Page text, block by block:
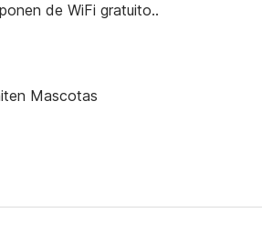
de WiFi gratuito..
Mascotas